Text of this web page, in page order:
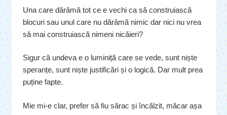
Una care dărâmă tot ce e vechi ca să construiască
blocuri sau unul care nu dărâmă nimic dar nici nu vrea
să mai construiască nimeni nicăieri?
Sigur că undeva e o luminiță care se vede, sunt niște
speranțe, sunt niște justificări și o logică. Dar mult prea
puține fapte.
Mie mi-e clar, prefer să fiu sărac și încălzit, măcar așa